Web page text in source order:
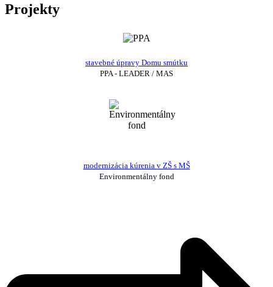
Projekty
stavebné úpravy Domu smútku
PPA - LEADER / MAS
modernizácia kúrenia v ZŠ s MŠ
Environmentálny fond